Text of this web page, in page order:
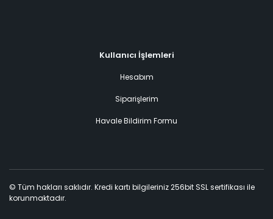
Kullanıcı İşlemleri
Hesabım
Siparişlerim
Havale Bildirim Formu
© Tüm hakları saklıdır. Kredi kartı bilgileriniz 256bit SSL sertifikası ile
korunmaktadır.